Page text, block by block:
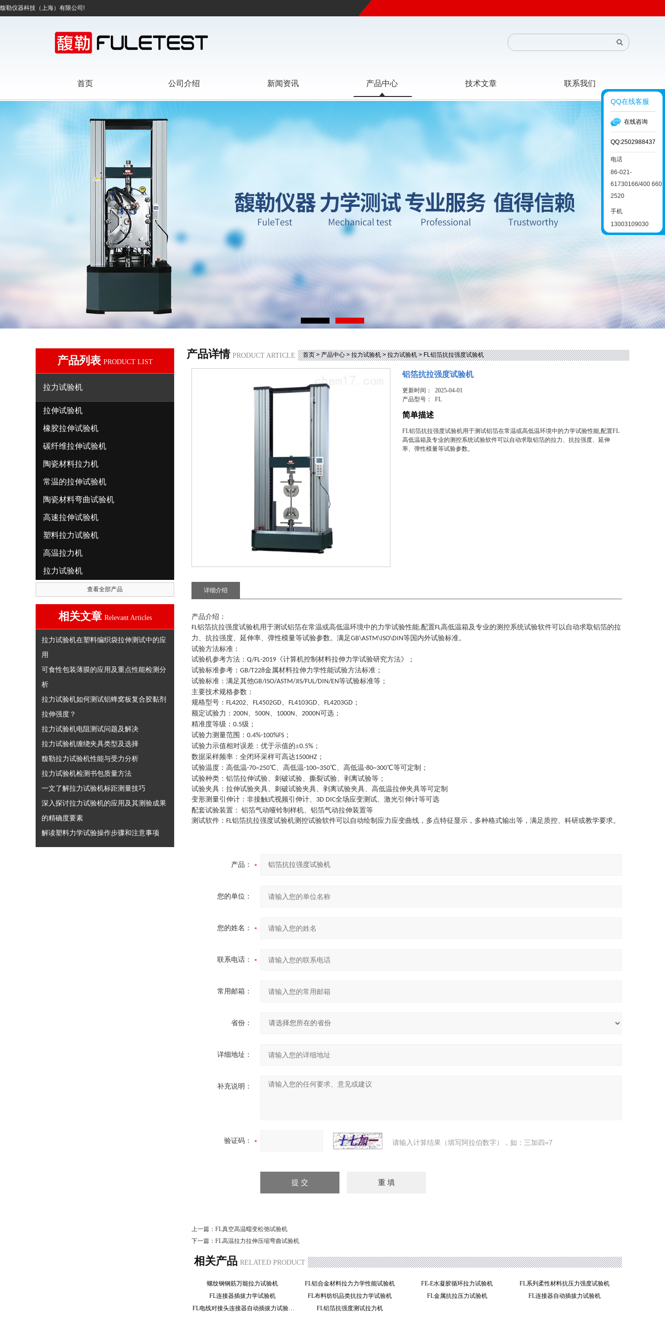
馥勒仪器科技（上海）有限公司!
首页 公司介绍 新闻资讯 产品中心 技术文章 联系我们
产品列表 PRODUCT LIST
拉力试验机
拉伸试验机
橡胶拉伸试验机
碳纤维拉伸试验机
陶瓷材料拉力机
常温的拉伸试验机
陶瓷材料弯曲试验机
高速拉伸试验机
塑料拉力试验机
高温拉力机
拉力试验机
查看全部产品
相关文章 Relevant Articles
拉力试验机在塑料编织袋拉伸测试中的应
用
可食性包装薄膜的应用及重点性能检测分
析
拉力试验机如何测试铝蜂窝板复合胶黏剂
拉伸强度？
拉力试验机电阻测试问题及解决
拉力试验机缠绕夹具类型及选择
馥勒拉力试验机性能与受力分析
拉力试验机检测书包质量方法
一文了解拉力试验机标距测量技巧
深入探讨拉力试验机的应用及其测验成果
的精确度要素
解读塑料力学试验操作步骤和注意事项
产品详情 PRODUCT ARTICLE 首页>产品中心>拉力试验机>拉力试验机> FL铝箔抗拉强度试验机
铝箔抗拉强度试验机
更新时间： 2025-04-01
产品型号：FL
简单描述
FL铝箔抗拉强度试验机用于测试铝箔在常温或高低温环境中的力学试验性能,配置FL
高低温箱及专业的测控系统试验软件可以自动求取铝箔的拉力、抗拉强度、延伸
率、弹性模量等试验参数。
详细介绍
产品介绍：
FL铝箔抗拉强度试验机用于测试铝箔在常温或高低温环境中的力学试验性能,配置FL高低温箱及专业的测控系统试验软件可以自动求取铝箔的拉
力、抗拉强度、延伸率、弹性模量等试验参数。满足GB\ASTM\ISO\DIN等国内外试验标准。
试验方法标准：
试验机参考方法 ： Q/FL-2019 《计算机控制材料拉伸力学试验研究方法》
；
试验标准参考 ： GB/T228金属材料拉伸力学性能试验方法标准 ；
试验标准 ： 满足其他GB/ISO/ASTM/JIS/FUL/DIN/EN等试验标准等 ；
主要技术规格参数 ：
规格型号 ： FL4202、 FL4502GD、 FL4103GD、 FL4203GD ；
额定试验力 ： 200N、 500N、 1000N、 2000N可选 ；
精准度等级 ： 0.5级 ；
试验力测量范围 ： 0.4%-100%FS ；
试验力示值相对误差 ： 优于示值的±0.5% ；
数据采样频率 ： 全闭环采样可高达1500HZ ；
试验温度 ： 高低温-70~250℃、高低温-100~350℃、高低温-80~300℃等可定制 ；
试验种类 ： 铝箔拉伸试验、刺破试验、撕裂试验、剥离试验等 ；
试验夹具 ： 拉伸试验夹具、刺破试验夹具、剥离试验夹具、高低温拉伸夹具等可定制
变形测量引伸计 ： 非接触式视频引伸计、 3D DIC全场应变测试、激光引伸计等可选
配套试验装置 ： 铝箔气动哑铃制样机、铝箔气动拉伸装置等
测试软件 ： FL铝箔抗拉强度试验机测控试验软件可以自动绘制应力应变曲线，多点特征显示，多种格式输出等，满足质控、科研或教学要求。
产品：
您的单位：
您的姓名：
联系电话：
常用邮箱：
省份：
详细地址：
补充说明：
验证码： 请输入计算结果（填写阿拉伯数字），如：三加四=7
上一篇： FL真空高温蠕变松弛试验机
下一篇： FL高温拉力拉伸压缩弯曲试验机
相关产品 RELATED PRODUCT
螺纹钢钢筋万能拉力试验机 FL铝合金材料拉力力学性能试验机 FE-E水凝胶循环拉力试验机
FL系列柔性材料抗压力强度试验机
FL连接器插拔力学试验机
FL布料纺织品类抗拉力学试验机 FL金属抗拉压力试验机
FL连接器自动插拔力试验机
FL电线对接头连接器自动插拔力试验机
FL铝箔抗强度测试拉力机
QQ在线客服
在线咨询
QQ:2502988437
电话
86-021-
61730166/400 660
2520
手机
13003109030